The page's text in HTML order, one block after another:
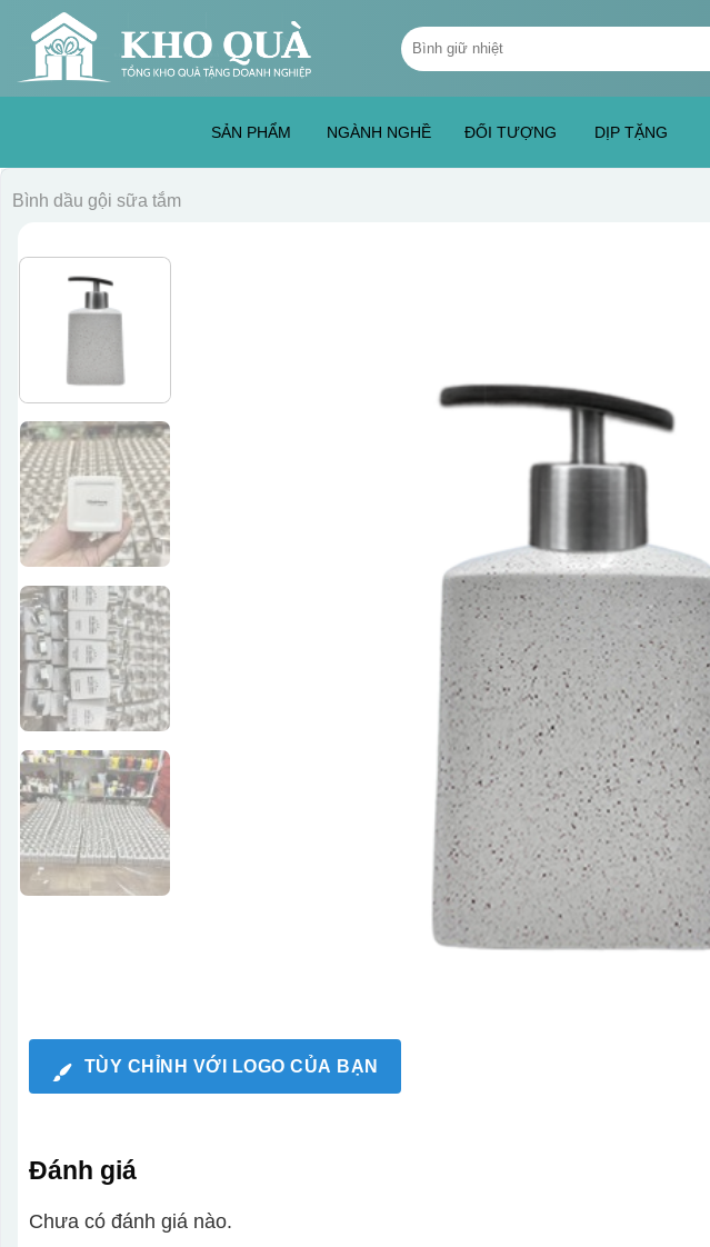
content
Tìm
kiếm:
SẢN PHẨM NGÀNH NGHỀ ĐỐI TƯỢNG DỊP TẶNG
Bình dầu gội sữa tắm
TÙY CHỈNH VỚI LOGO CỦA BẠN
Đánh giá
Chưa có đánh giá nào.